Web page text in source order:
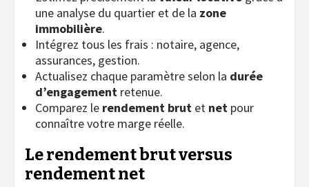
une analyse du quartier et de la zone
immobilière.
Intégrez tous les frais : notaire, agence,
assurances, gestion.
Actualisez chaque paramètre selon la durée
d’engagement retenue.
Comparez le rendement brut et net pour
connaître votre marge réelle.
Le rendement brut versus
rendement net